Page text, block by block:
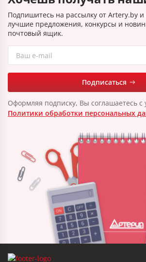
Подпишитесь на рассылку от Artery.by
лучшие предложения, конкурсы и
почтовый ящик.
Подписаться
Оформляя подписку, Вы соглашаетесь
Политики обработки персональных